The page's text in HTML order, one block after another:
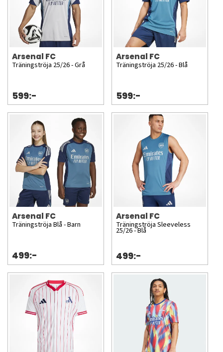
Arsenal FC
Träningströja 25/26 - Grå
599:-
Arsenal FC
Träningströja 25/26 - Blå
599:-
Arsenal FC
Träningströja Blå - Barn
499:-
Arsenal FC
Träningströja Sleeveless
25/26 - Blå
499:-